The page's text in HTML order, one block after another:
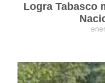
Logra Tabasco